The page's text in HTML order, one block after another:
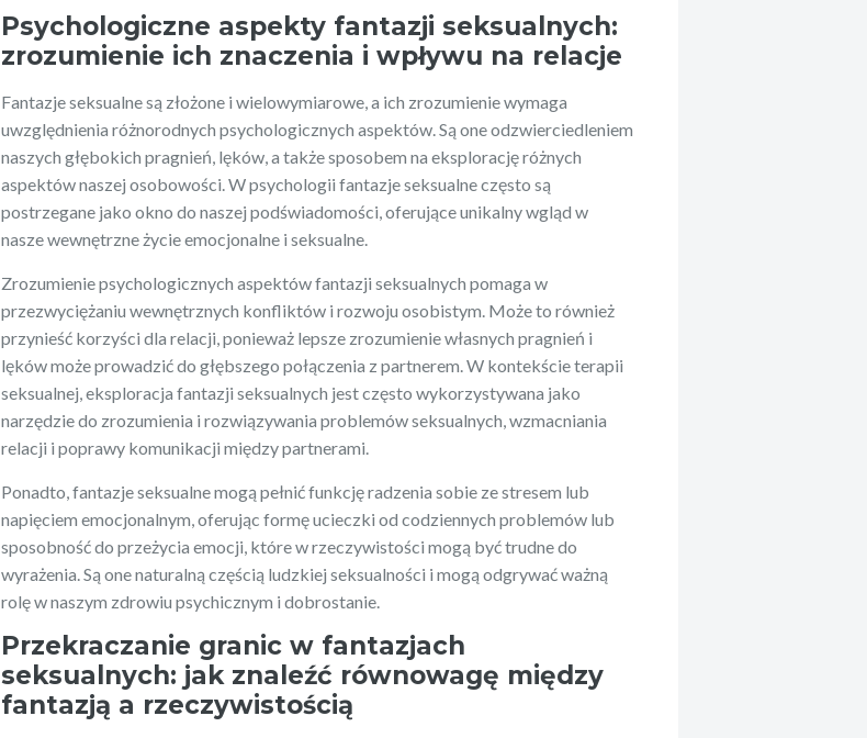
Psychologiczne aspekty fantazji seksualnych:
zrozumienie ich znaczenia i wpływu na relacje
Fantazje seksualne są złożone i wielowymiarowe, a ich zrozumienie wymaga
uwzględnienia różnorodnych psychologicznych aspektów. Są one odzwierciedleniem
naszych głębokich pragnień, lęków, a także sposobem na eksplorację różnych
aspektów naszej osobowości. W psychologii fantazje seksualne często są
postrzegane jako okno do naszej podświadomości, oferujące unikalny wgląd w
nasze wewnętrzne życie emocjonalne i seksualne.
Zrozumienie psychologicznych aspektów fantazji seksualnych pomaga w
przezwyciężaniu wewnętrznych konfliktów i rozwoju osobistym. Może to również
przynieść korzyści dla relacji, ponieważ lepsze zrozumienie własnych pragnień i
lęków może prowadzić do głębszego połączenia z partnerem. W kontekście terapii
seksualnej, eksploracja fantazji seksualnych jest często wykorzystywana jako
narzędzie do zrozumienia i rozwiązywania problemów seksualnych, wzmacniania
relacji i poprawy komunikacji między partnerami.
Ponadto, fantazje seksualne mogą pełnić funkcję radzenia sobie ze stresem lub
napięciem emocjonalnym, oferując formę ucieczki od codziennych problemów lub
sposobność do przeżycia emocji, które w rzeczywistości mogą być trudne do
wyrażenia. Są one naturalną częścią ludzkiej seksualności i mogą odgrywać ważną
rolę w naszym zdrowiu psychicznym i dobrostanie.
Przekraczanie granic w fantazjach
seksualnych: jak znaleźć równowagę między
fantazją a rzeczywistością